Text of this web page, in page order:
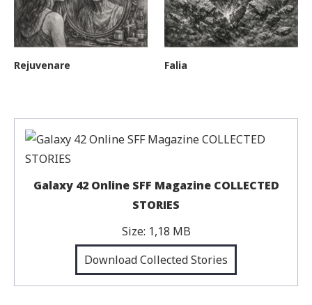
Rejuvenare Falia
Galaxy 42 Online SFF Magazine COLLECTED
STORIES
Size: 1,18 MB
Download Collected Stories